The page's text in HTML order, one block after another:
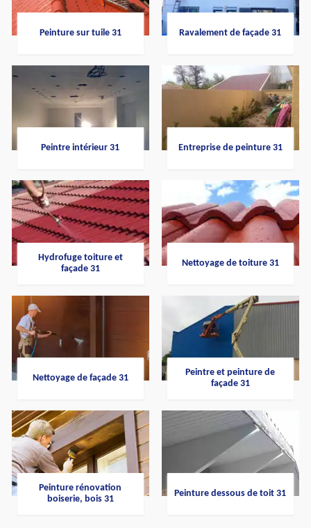
Peinture sur tuile 31 Ravalement de façade 31
Peintre intérieur 31 Entreprise de peinture 31
Hydrofuge toiture et
façade 31
Nettoyage de toiture 31
Nettoyage de façade 31
Peintre et peinture de
façade 31
Peinture rénovation
boiserie, bois 31
Peinture dessous de toit 31